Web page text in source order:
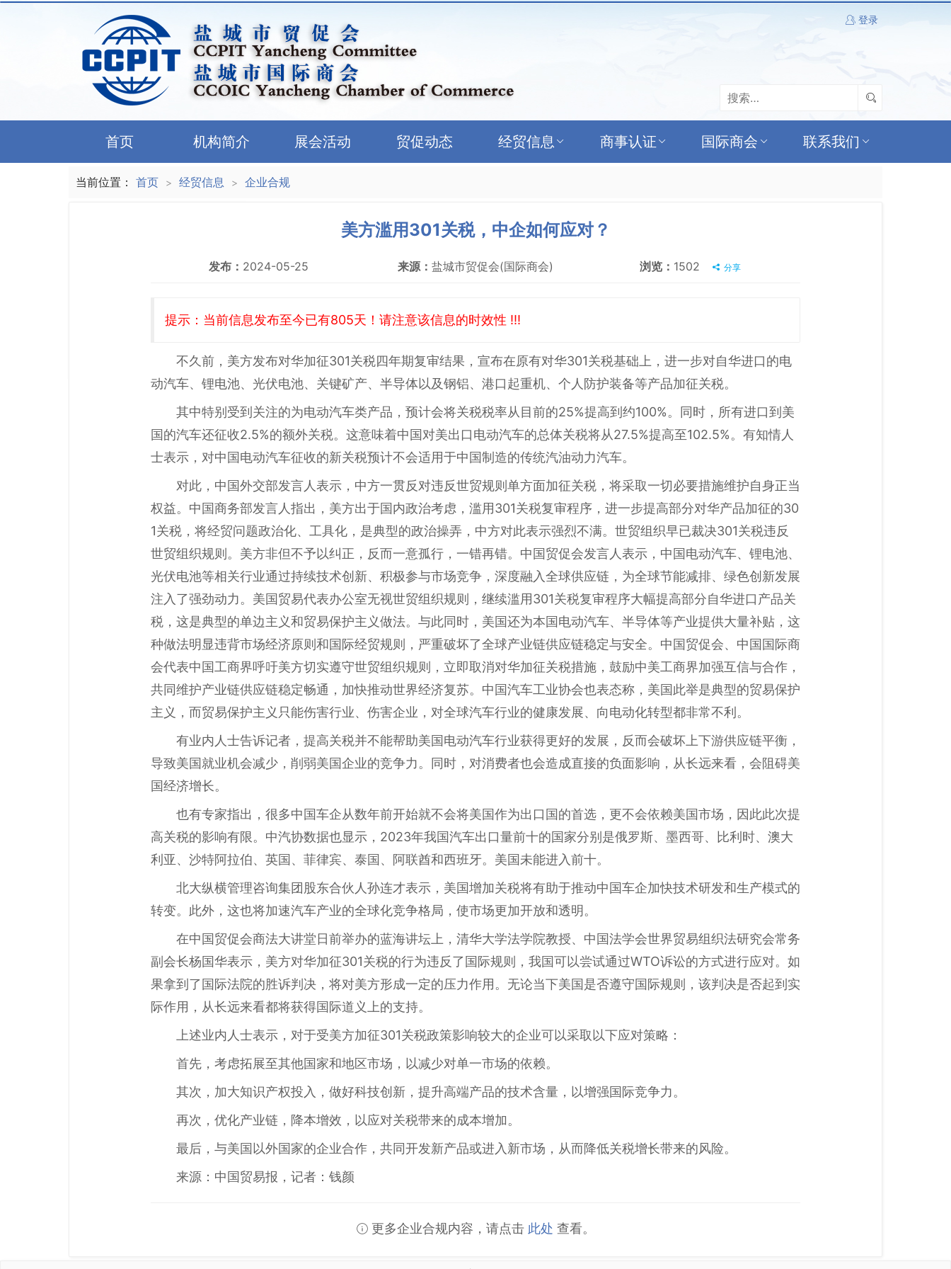
登录
首页 机构简介 展会活动 贸促动态 经贸信息 商事认证 国际商会 联系我们
当前位置： 首页 > 经贸信息 > 企业合规
美方滥用301关税，中企如何应对？
发布： 2024-05-25 来源： 盐城市贸促会(国际商会) 浏览： 1502 分享
提示：当前信息发布至今已有805天！请注意该信息的时效性 !!!
不久前，美方发布对华加征301关税四年期复审结果，宣布在原有对华301关税基础上，进一步对自华进口的电
动汽车、锂电池、光伏电池、关键矿产、半导体以及钢铝、港口起重机、个人防护装备等产品加征关税。
其中特别受到关注的为电动汽车类产品，预计会将关税税率从目前的25%提高到约100%。同时，所有进口到美
国的汽车还征收2.5%的额外关税。这意味着中国对美出口电动汽车的总体关税将从27.5%提高至102.5%。有知情人
士表示，对中国电动汽车征收的新关税预计不会适用于中国制造的传统汽油动力汽车。
对此，中国外交部发言人表示，中方一贯反对违反世贸规则单方面加征关税，将采取一切必要措施维护自身正当
权益。中国商务部发言人指出，美方出于国内政治考虑，滥用301关税复审程序，进一步提高部分对华产品加征的30
1关税，将经贸问题政治化、工具化，是典型的政治操弄，中方对此表示强烈不满。世贸组织早已裁决301关税违反
世贸组织规则。美方非但不予以纠正，反而一意孤行，一错再错。中国贸促会发言人表示，中国电动汽车、锂电池、
光伏电池等相关行业通过持续技术创新、积极参与市场竞争，深度融入全球供应链，为全球节能减排、绿色创新发展
注入了强劲动力。美国贸易代表办公室无视世贸组织规则，继续滥用301关税复审程序大幅提高部分自华进口产品关
税，这是典型的单边主义和贸易保护主义做法。与此同时，美国还为本国电动汽车、半导体等产业提供大量补贴，这
种做法明显违背市场经济原则和国际经贸规则，严重破坏了全球产业链供应链稳定与安全。中国贸促会、中国国际商
会代表中国工商界呼吁美方切实遵守世贸组织规则，立即取消对华加征关税措施，鼓励中美工商界加强互信与合作，
共同维护产业链供应链稳定畅通，加快推动世界经济复苏。中国汽车工业协会也表态称，美国此举是典型的贸易保护
主义，而贸易保护主义只能伤害行业、伤害企业，对全球汽车行业的健康发展、向电动化转型都非常不利。
有业内人士告诉记者，提高关税并不能帮助美国电动汽车行业获得更好的发展，反而会破坏上下游供应链平衡，
导致美国就业机会减少，削弱美国企业的竞争力。同时，对消费者也会造成直接的负面影响，从长远来看，会阻碍美
国经济增长。
也有专家指出，很多中国车企从数年前开始就不会将美国作为出口国的首选，更不会依赖美国市场，因此此次提
高关税的影响有限。中汽协数据也显示，2023年我国汽车出口量前十的国家分别是俄罗斯、墨西哥、比利时、澳大
利亚、沙特阿拉伯、英国、菲律宾、泰国、阿联酋和西班牙。美国未能进入前十。
北大纵横管理咨询集团股东合伙人孙连才表示，美国增加关税将有助于推动中国车企加快技术研发和生产模式的
转变。此外，这也将加速汽车产业的全球化竞争格局，使市场更加开放和透明。
在中国贸促会商法大讲堂日前举办的蓝海讲坛上，清华大学法学院教授、中国法学会世界贸易组织法研究会常务
副会长杨国华表示，美方对华加征301关税的行为违反了国际规则，我国可以尝试通过WTO诉讼的方式进行应对。如
果拿到了国际法院的胜诉判决，将对美方形成一定的压力作用。无论当下美国是否遵守国际规则，该判决是否起到实
际作用，从长远来看都将获得国际道义上的支持。
上述业内人士表示，对于受美方加征301关税政策影响较大的企业可以采取以下应对策略：
首先，考虑拓展至其他国家和地区市场，以减少对单一市场的依赖。
其次，加大知识产权投入，做好科技创新，提升高端产品的技术含量，以增强国际竞争力。
再次，优化产业链，降本增效，以应对关税带来的成本增加。
最后，与美国以外国家的企业合作，共同开发新产品或进入新市场，从而降低关税增长带来的风险。
来源：中国贸易报，记者：钱颜
更多企业合规内容，请点击 此处 查看。